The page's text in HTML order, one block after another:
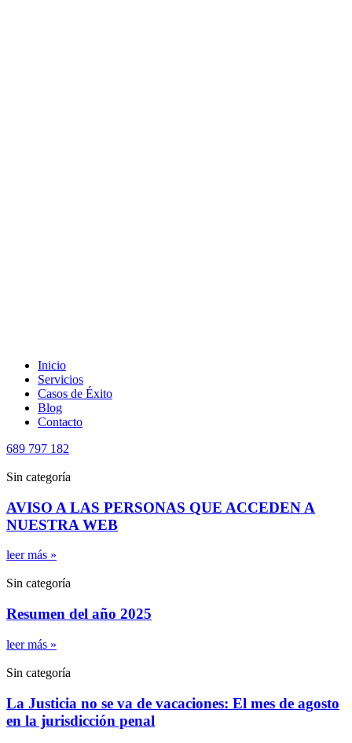
Menú
Inicio
Servicios
Casos de Éxito
Blog
Contacto
689 797 182
Sin categoría
AVISO A LAS PERSONAS QUE ACCEDEN A
NUESTRA WEB
leer más »
Sin categoría
Resumen del año 2025
leer más »
Sin categoría
La Justicia no se va de vacaciones: El mes de agosto
en la jurisdicción penal